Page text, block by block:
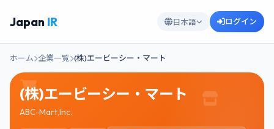
Japan IR 日本語 ログイン
ホーム 企業一覧 (株)エービーシー・マート
(株)エービーシー・マート
ABC-Mart,Inc.